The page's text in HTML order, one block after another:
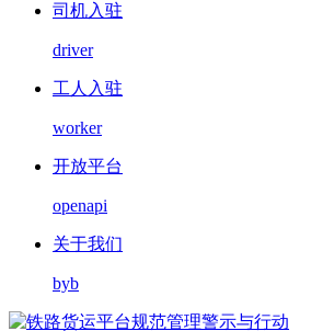
司机入驻
driver
工人入驻
worker
开放平台
openapi
关于我们
byb